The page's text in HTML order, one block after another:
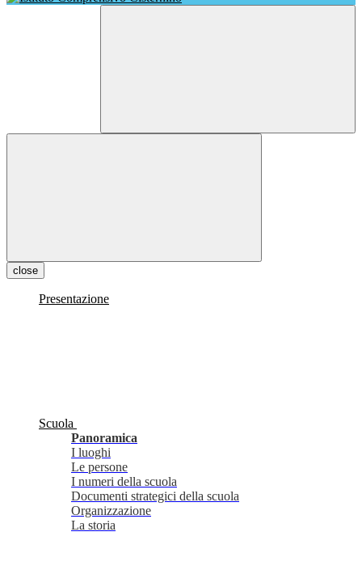
close
Presentazione
Scuola
Panoramica
I luoghi
Le persone
I numeri della scuola
Documenti strategici della scuola
Organizzazione
La storia